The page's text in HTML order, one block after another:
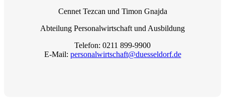
Cennet Tezcan und Timon Gnajda
Abteilung Personalwirtschaft und Ausbildung
Telefon: 0211 899-9900
E-Mail: personalwirtschaft@duesseldorf.de